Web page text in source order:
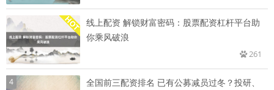
线上配资 解锁财富密码：股票配资杠杆平台助
你乘风破浪
261
4
全国前三配资排名 已有公募减员过冬？投研、